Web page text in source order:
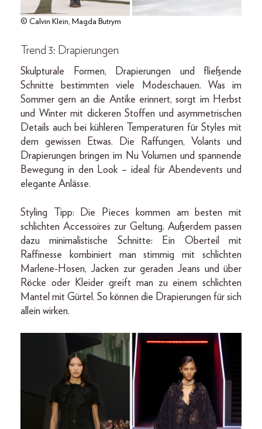
© Calvin Klein, Magda Butrym
Trend 3: Drapierungen
Skulpturale Formen, Drapierungen und fließende
Schnitte bestimmten viele Modeschauen. Was im
Sommer gern an die Antike erinnert, sorgt im Herbst
und Winter mit dickeren Stoffen und asymmetrischen
Details auch bei kühleren Temperaturen für Styles mit
dem gewissen Etwas. Die Raffungen, Volants und
Drapierungen bringen im Nu Volumen und spannende
Bewegung in den Look – ideal für Abendevents und
elegante Anlässe.
Styling Tipp: Die Pieces kommen am besten mit
schlichten Accessoires zur Geltung. Außerdem passen
dazu minimalistische Schnitte: Ein Oberteil mit
Raffinesse kombiniert man stimmig mit schlichten
Marlene-Hosen, Jacken zur geraden Jeans und über
Röcke oder Kleider greift man zu einem schlichten
Mantel mit Gürtel. So können die Drapierungen für sich
allein wirken.